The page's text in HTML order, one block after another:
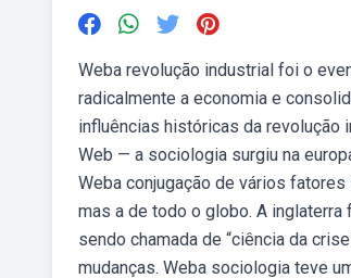
Weba revolução industrial foi o
radicalmente a economia e
influências históricas da
Web — a sociologia surgiu na
Weba conjugação de vários
mas a de todo o globo. A
sendo chamada de “ciência da
mudanças. Weba sociologia teve